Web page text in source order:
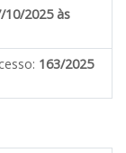
10/2025 às
163/2025